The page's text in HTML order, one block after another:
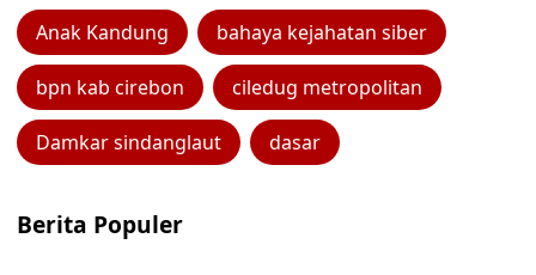
Anak Kandung bahaya kejahatan siber
bpn kab cirebon ciledug metropolitan
Damkar sindanglaut dasar
Berita Populer